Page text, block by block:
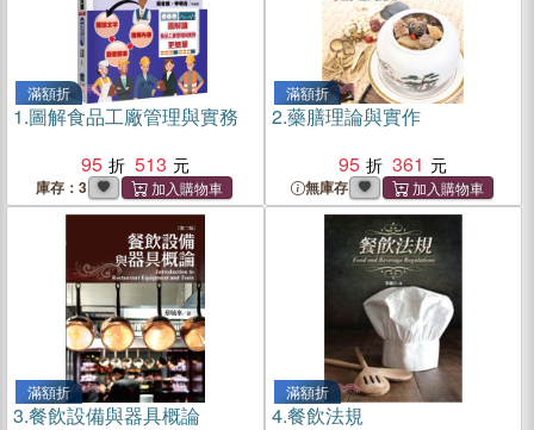
滿額折
1.圖解食品工廠管理與實務
95
513
庫存：3
滿額折
2.藥膳理論與實作
95
361
無庫存
滿額折
3.餐飲設備與器具概論
滿額折
4.餐飲法規